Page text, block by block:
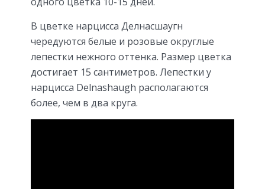
В цветке нарцисса Делнасшаугн
чередуются белые и розовые округлые
лепестки нежного оттенка. Размер цветка
достигает 15 сантиметров. Лепестки у
нарцисса Delnashaugh располагаются
более, чем в два круга.